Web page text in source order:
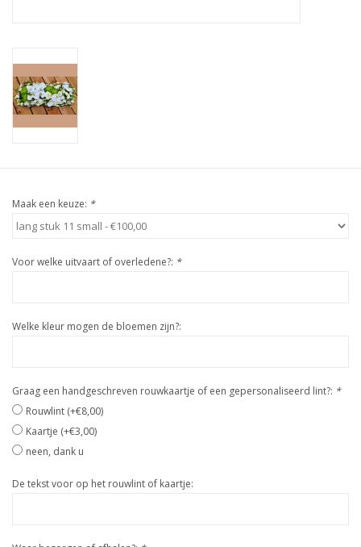
Maak een keuze: *
Voor welke uitvaart of overledene?: *
Welke kleur mogen de bloemen zijn?:
Graag een handgeschreven rouwkaartje of een gepersonaliseerd lint?: *
Rouwlint (+€8,00)
Kaartje (+€3,00)
neen, dank u
De tekst voor op het rouwlint of kaartje: